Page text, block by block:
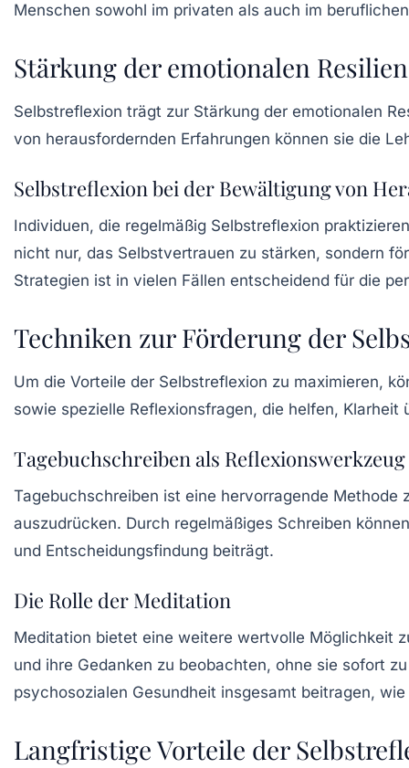
Menschen sowohl im privaten als auch im
Stärkung der emotionalen
Selbstreflexion trägt zur Stärkung der emotionalen
von herausfordernden Erfahrungen können sie die
Selbstreflexion bei der Bewältigung von
Individuen, die regelmäßig Selbstreflexion
nicht nur, das Selbstvertrauen zu stärken, sondern
Strategien ist in vielen Fällen entscheidend für die
Techniken zur Förderung der
Um die Vorteile der Selbstreflexion zu maximieren,
sowie spezielle Reflexionsfragen, die helfen, Klarheit
Tagebuchschreiben als Reflexionswerkzeug
Tagebuchschreiben ist eine hervorragende Methode
auszudrücken. Durch regelmäßiges Schreiben
und Entscheidungsfindung beiträgt.
Die Rolle der Meditation
Meditation bietet eine weitere wertvolle Möglichkeit
und ihre Gedanken zu beobachten, ohne sie sofort
psychosozialen Gesundheit insgesamt beitragen,
Langfristige Vorteile der